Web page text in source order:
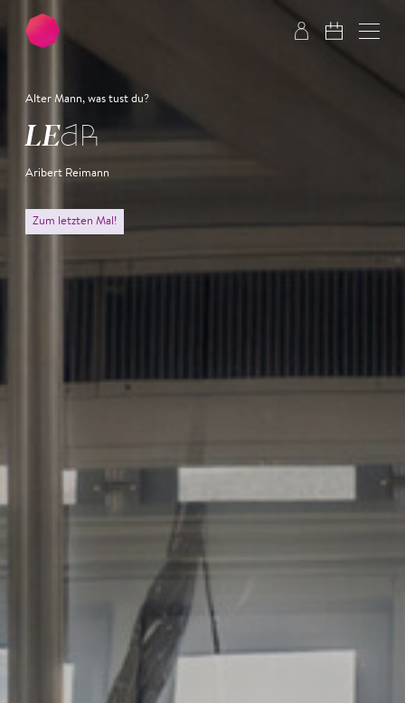
Zum Hauptinhalt springen Zum Footer springen
Alter Mann, was tust du?
LEAR
Aribert Reimann
Zum letzten Mal!